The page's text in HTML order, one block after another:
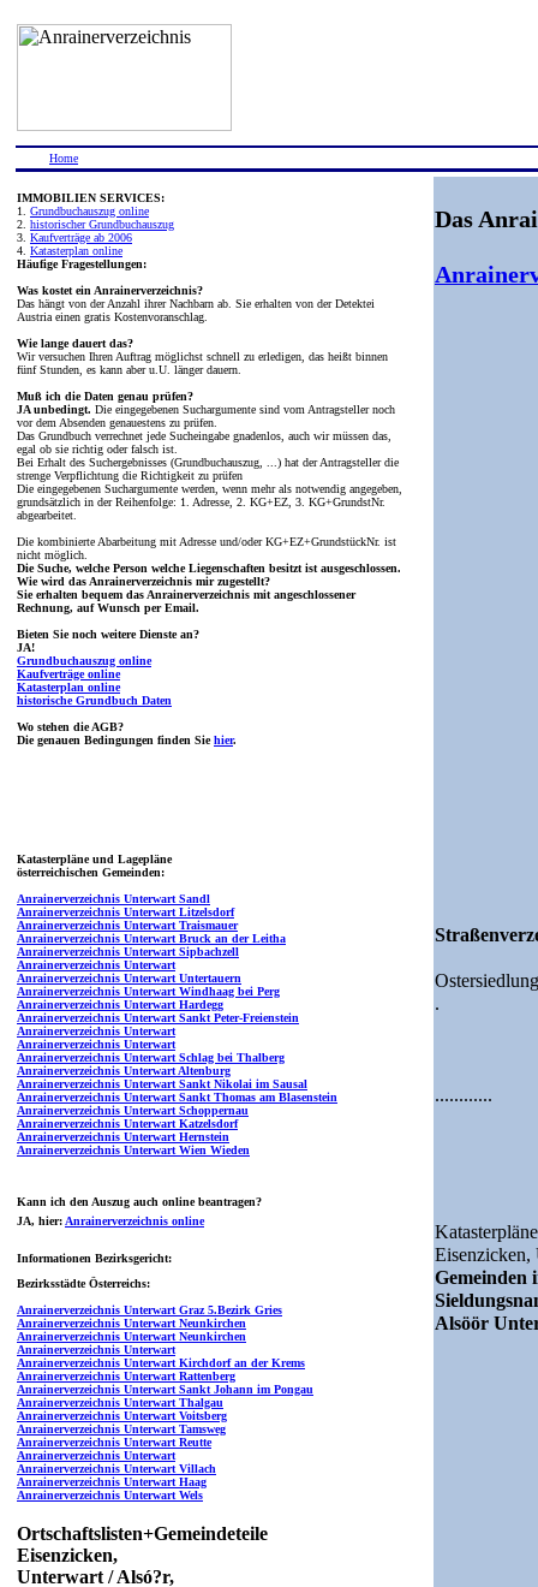
Home
IMMOBILIEN SERVICES:
1. Grundbuchauszug online
2. historischer Grundbuchauszug
3. Kaufverträge ab 2006
4. Katasterplan online
Häufige Fragestellungen:
Was kostet ein Anrainerverzeichnis?
Das hängt von der Anzahl ihrer Nachbarn ab. Sie erhalten von der Detektei
Austria einen gratis Kostenvoranschlag.
Wie lange dauert das?
Wir versuchen Ihren Auftrag möglichst schnell zu erledigen, das heißt binnen
fünf Stunden, es kann aber u.U. länger dauern.
Muß ich die Daten genau prüfen?
JA unbedingt. Die eingegebenen Suchargumente sind vom Antragsteller noch
vor dem Absenden genauestens zu prüfen.
Das Grundbuch verrechnet jede Sucheingabe gnadenlos, auch wir müssen das,
egal ob sie richtig oder falsch ist.
Bei Erhalt des Suchergebnisses (Grundbuchauszug, ...) hat der Antragsteller die
strenge Verpflichtung die Richtigkeit zu prüfen
Die eingegebenen Suchargumente werden, wenn mehr als notwendig angegeben,
grundsätzlich in der Reihenfolge: 1. Adresse, 2. KG+EZ, 3. KG+GrundstNr.
abgearbeitet.
Die kombinierte Abarbeitung mit Adresse und/oder KG+EZ+GrundstückNr. ist
nicht möglich.
Die Suche, welche Person welche Liegenschaften besitzt ist ausgeschlossen.
Wie wird das Anrainerverzeichnis mir zugestellt?
Sie erhalten bequem das Anrainerverzeichnis mit angeschlossener
Rechnung, auf Wunsch per Email.
Bieten Sie noch weitere Dienste an?
JA!
Grundbuchauszug online
Kaufverträge online
Katasterplan online
historische Grundbuch Daten
Wo stehen die AGB?
Die genauen Bedingungen finden Siehier.
Katasterpläne und Lagepläne
österreichischen Gemeinden:
Anrainerverzeichnis Unterwart Sandl
Anrainerverzeichnis Unterwart Litzelsdorf
Anrainerverzeichnis Unterwart Traismauer
Anrainerverzeichnis Unterwart Bruck an der Leitha
Anrainerverzeichnis Unterwart Sipbachzell
Anrainerverzeichnis Unterwart
Anrainerverzeichnis Unterwart Untertauern
Anrainerverzeichnis Unterwart Windhaag bei Perg
Anrainerverzeichnis Unterwart Hardegg
Anrainerverzeichnis Unterwart Sankt Peter-Freienstein
Anrainerverzeichnis Unterwart
Anrainerverzeichnis Unterwart
Anrainerverzeichnis Unterwart Schlag bei Thalberg
Anrainerverzeichnis Unterwart Altenburg
Anrainerverzeichnis Unterwart Sankt Nikolai im Sausal
Anrainerverzeichnis Unterwart Sankt Thomas am Blasenstein
Anrainerverzeichnis Unterwart Schoppernau
Anrainerverzeichnis Unterwart Katzelsdorf
Anrainerverzeichnis Unterwart Hernstein
Anrainerverzeichnis Unterwart Wien Wieden
Kann ich den Auszug auch online beantragen?
JA, hier: Anrainerverzeichnis online
Informationen Bezirksgericht:
Bezirksstädte Österreichs:
Anrainerverzeichnis Unterwart Graz 5.Bezirk Gries
Anrainerverzeichnis Unterwart Neunkirchen
Anrainerverzeichnis Unterwart Neunkirchen
Anrainerverzeichnis Unterwart
Anrainerverzeichnis Unterwart Kirchdorf an der Krems
Anrainerverzeichnis Unterwart Rattenberg
Anrainerverzeichnis Unterwart Sankt Johann im Pongau
Anrainerverzeichnis Unterwart Thalgau
Anrainerverzeichnis Unterwart Voitsberg
Anrainerverzeichnis Unterwart Tamsweg
Anrainerverzeichnis Unterwart Reutte
Anrainerverzeichnis Unterwart
Anrainerverzeichnis Unterwart Villach
Anrainerverzeichnis Unterwart Haag
Anrainerverzeichnis Unterwart Wels
Ortschaftslisten+Gemeindeteile
Eisenzicken,
Unterwart / Alsó?r,
Das
.
............
Eisenzicken,
Gemeinden
Alsöör